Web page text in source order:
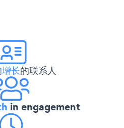
长的联系人
in engagement